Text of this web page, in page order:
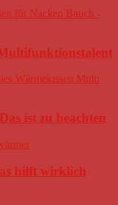
ist zu beachten
hilft wirklich